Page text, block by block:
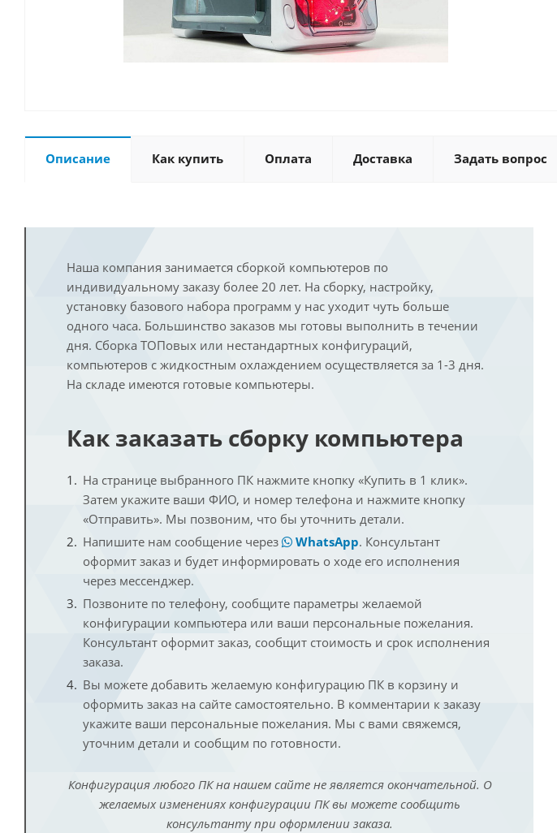
Описание Как купить Оплата Доставка Задать вопрос
Наша компания занимается сборкой компьютеров по
индивидуальному заказу более 20 лет. На сборку, настройку,
установку базового набора программ у нас уходит чуть больше
одного часа. Большинство заказов мы готовы выполнить в течении
дня. Сборка ТОПовых или нестандартных конфигураций,
компьютеров с жидкостным охлаждением осуществляется за 1-3 дня.
На складе имеются готовые компьютеры.
Как заказать сборку компьютера
На странице выбранного ПК нажмите кнопку «Купить в 1 клик».
Затем укажите ваши ФИО, и номер телефона и нажмите кнопку
«Отправить». Мы позвоним, что бы уточнить детали.
Напишите нам сообщение через
WhatsApp. Консультант
оформит заказ и будет информировать о ходе его исполнения
через мессенджер.
Позвоните по телефону, сообщите параметры желаемой
конфигурации компьютера или ваши персональные пожелания.
Консультант оформит заказ, сообщит стоимость и срок исполнения
заказа.
Вы можете добавить желаемую конфигурацию ПК в корзину и
оформить заказ на сайте самостоятельно. В комментарии к заказу
укажите ваши персональные пожелания. Мы с вами свяжемся,
уточним детали и сообщим по готовности.
Конфигурация любого ПК на нашем сайте не является окончательной. О
желаемых изменениях конфигурации ПК вы можете сообщить
консультанту при оформлении заказа.